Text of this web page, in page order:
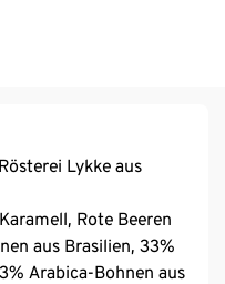
Lykke aus
Rote Beeren
aus Brasilien, 33%
Arabica-Bohnen aus